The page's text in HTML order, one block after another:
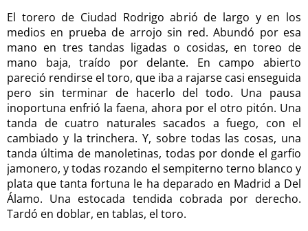
El torero de Ciudad Rodrigo abrió de largo y en los
medios en prueba de arrojo sin red. Abundó por esa
mano en tres tandas ligadas o cosidas, en toreo de
mano baja, traído por delante. En campo abierto
pareció rendirse el toro, que iba a rajarse casi enseguida
pero sin terminar de hacerlo del todo. Una pausa
inoportuna enfrió la faena, ahora por el otro pitón. Una
tanda de cuatro naturales sacados a fuego, con el
cambiado y la trinchera. Y, sobre todas las cosas, una
tanda última de manoletinas, todas por donde el garfio
jamonero, y todas rozando el sempiterno terno blanco y
plata que tanta fortuna le ha deparado en Madrid a Del
Álamo. Una estocada tendida cobrada por derecho.
Tardó en doblar, en tablas, el toro.